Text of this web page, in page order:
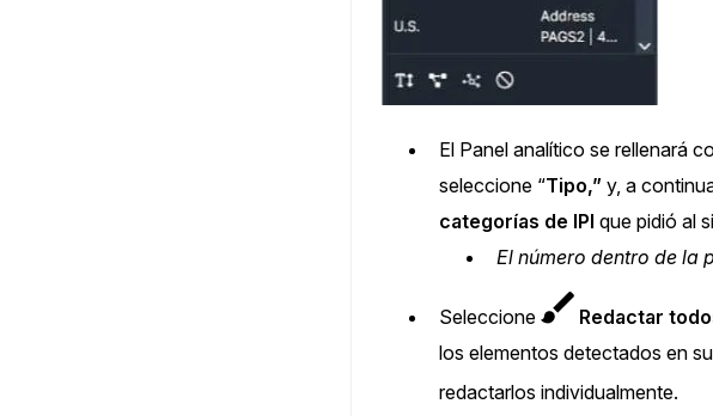
El Panel analítico se rellenará
seleccione “Tipo,” y, a
categorías de IPI que pidió al
El número dentro de la
Seleccione Redactar
los elementos detectados en
redactarlos individualmente.